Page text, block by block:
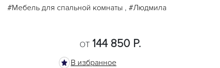
#Мебель для спальной комнаты , #Людмила
ОТ 144 850 Р.
В избранное